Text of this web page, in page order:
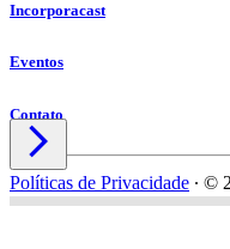
Incorporacast
Eventos
Contato

Políticas de Privacidade ∙ ©